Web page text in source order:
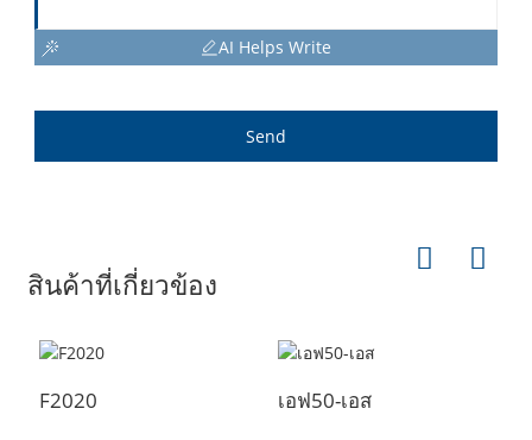
AI Helps Write
Send
สินค้าที่เกี่ยวข้อง
F2020 เอฟ50-เอส